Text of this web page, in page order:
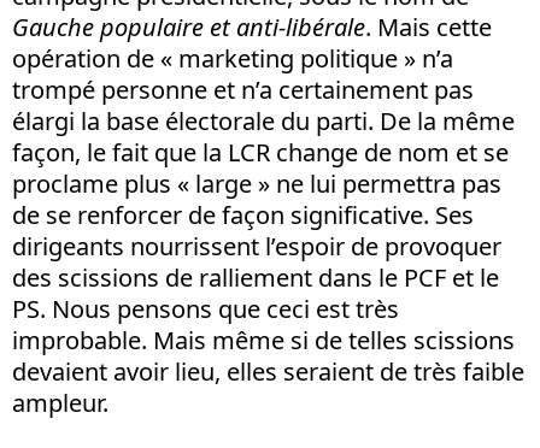
Gauche populaire et anti-libérale. Mais cette
opération de « marketing politique » n’a
trompé personne et n’a certainement pas
élargi la base électorale du parti. De la même
façon, le fait que la LCR change de nom et se
proclame plus « large » ne lui permettra pas
de se renforcer de façon significative. Ses
dirigeants nourrissent l’espoir de provoquer
des scissions de ralliement dans le PCF et le
PS. Nous pensons que ceci est très
improbable. Mais même si de telles scissions
devaient avoir lieu, elles seraient de très faible
ampleur.